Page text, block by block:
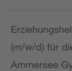
(m/w/d) für
Ammersee